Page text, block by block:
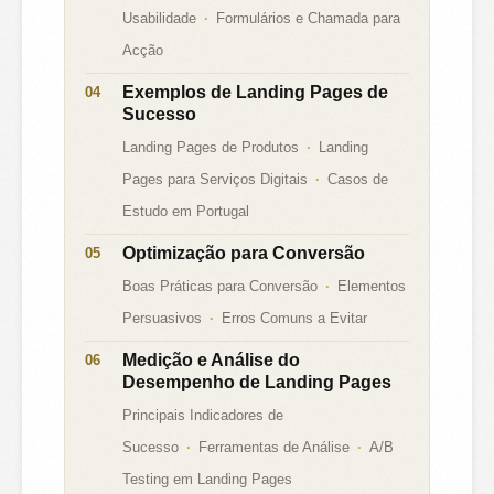
Usabilidade
Formulários e Chamada para
Acção
Exemplos de Landing Pages de
Sucesso
Landing Pages de Produtos
Landing
Pages para Serviços Digitais
Casos de
Estudo em Portugal
Optimização para Conversão
Boas Práticas para Conversão
Elementos
Persuasivos
Erros Comuns a Evitar
Medição e Análise do
Desempenho de Landing Pages
Principais Indicadores de
Sucesso
Ferramentas de Análise
A/B
Testing em Landing Pages